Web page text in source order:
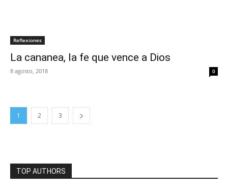
Reflexiones
La cananea, la fe que vence a Dios
8 agosto, 2018 0
1 2 3
TOP AUTHORS